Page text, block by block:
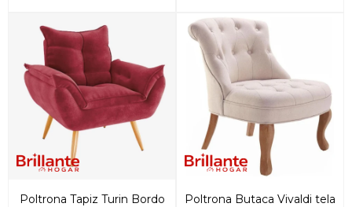
Poltrona Tapiz Turin Bordo Poltrona Butaca Vivaldi tela